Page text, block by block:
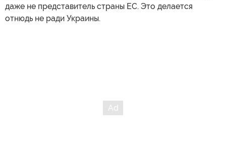
даже не представитель страны ЕС. Это делается
отнюдь не ради Украины.